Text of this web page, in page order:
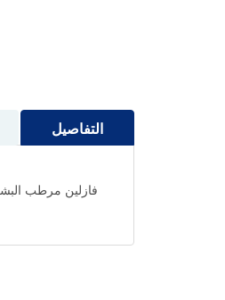
التفاصيل
فازلين مرطب